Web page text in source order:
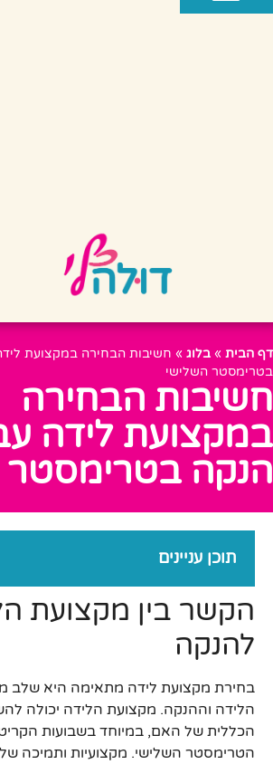
דף הבית » בלוג » חשיבות הבחירה במקצועת
בטרימסטר השלישי
חשיבות הבחירה
במקצועת לידה
הנקה בטרימסטר
תוכן עניינים
הקשר בין מקצועת
להנקה
בחירת מקצועת לידה מתאימה היא שלב
הלידה וההנקה. מקצועת הלידה יכולה
הכללית של האם, במיוחד בשבועות
הטרימסטר השלישי. מקצועיות ותמיכה